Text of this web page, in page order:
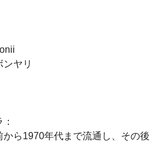
ヤリ
から1970年代まで流通し、その後